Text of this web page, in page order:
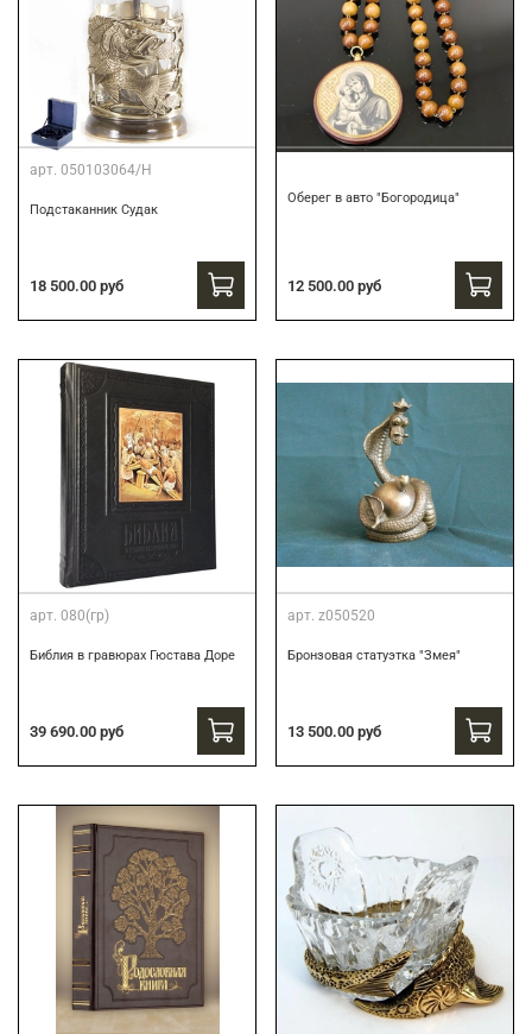
арт. 050103064/Н
Подстаканник Судак
18 500.00 руб
Оберег в авто "Богородица"
12 500.00 руб
арт. 080(гр)
Библия в гравюрах Гюстава Доре
39 690.00 руб
арт. z050520
Бронзовая статуэтка "Змея"
13 500.00 руб